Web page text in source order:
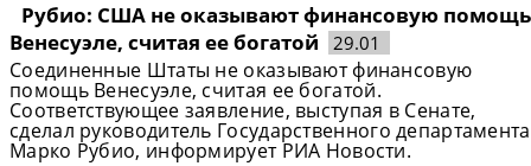
Рубио: США не оказывают финансовую помощь
Венесуэле, считая ее богатой
29.01
Соединенные Штаты не оказывают финансовую
помощь Венесуэле, считая ее богатой.
Соответствующее заявление, выступая в Сенате,
сделал руководитель Государственного департамента
Марко Рубио, информирует РИА Новости.